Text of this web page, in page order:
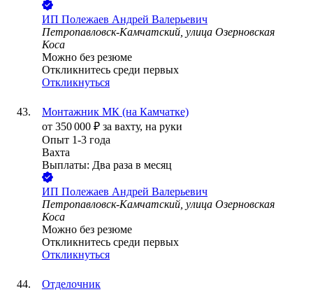
ИП Полежаев Андрей Валерьевич
Петропавловск-Камчатский, улица Озерновская
Коса
Можно без резюме
Откликнитесь среди первых
Откликнуться
Монтажник МК (на Камчатке)
от 350 000 ₽ за вахту, на руки
Опыт 1-3 года
Вахта
Выплаты: Два раза в месяц
ИП Полежаев Андрей Валерьевич
Петропавловск-Камчатский, улица Озерновская
Коса
Можно без резюме
Откликнитесь среди первых
Откликнуться
Отделочник